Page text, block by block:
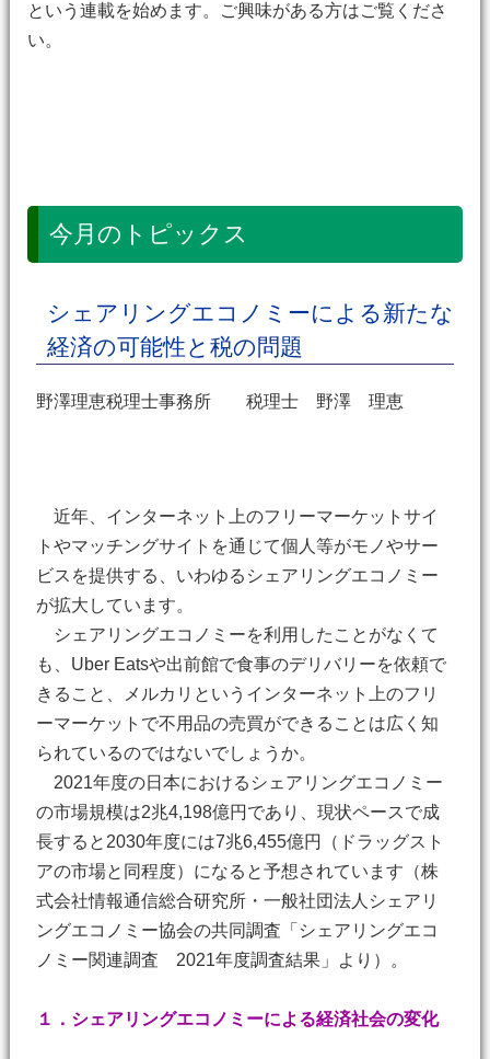
という連載を始めます。ご興味がある方はご覧くださ
い。
今月のトピックス
シェアリングエコノミーによる新たな
経済の可能性と税の問題
野澤理恵税理士事務所 税理士 野澤 理恵
近年、インターネット上のフリーマーケットサイ
トやマッチングサイトを通じて個人等がモノやサー
ビスを提供する、いわゆるシェアリングエコノミー
が拡大しています。
シェアリングエコノミーを利用したことがなくて
も、Uber Eatsや出前館で食事のデリバリーを依頼で
きること、メルカリというインターネット上のフリ
ーマーケットで不用品の売買ができることは広く知
られているのではないでしょうか。
2021年度の日本におけるシェアリングエコノミー
の市場規模は2兆4,198億円であり、現状ペースで成
長すると2030年度には7兆6,455億円（ドラッグスト
アの市場と同程度）になると予想されています（株
式会社情報通信総合研究所・⼀般社団法⼈シェアリ
ングエコノミー協会の共同調査「シェアリングエコ
ノミー関連調査 2021年度調査結果」より）。
１．シェアリングエコノミーによる経済社会の変化